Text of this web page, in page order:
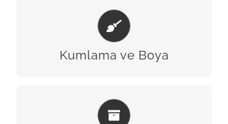
Kumlama ve Boya
KUMLAMA & BOYA
KASA ÇEŞITLERIMIZ